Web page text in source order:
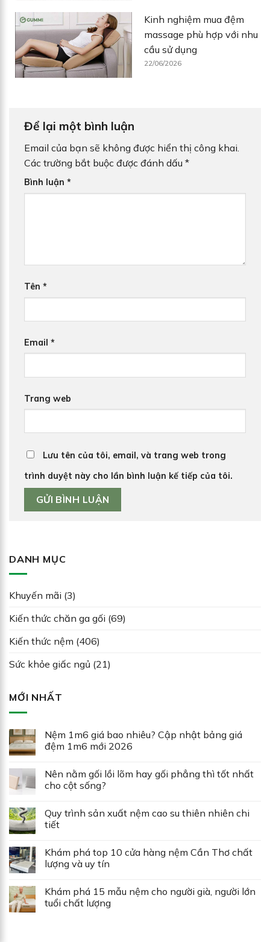
Kinh nghiệm mua đệm
massage phù hợp với nhu
cầu sử dụng
22/06/2026
Để lại một bình luận
Email của bạn sẽ không được hiển thị công khai.
Các trường bắt buộc được đánh dấu *
Bình luận *
Tên *
Email *
Trang web
Lưu tên của tôi, email, và trang web trong
trình duyệt này cho lần bình luận kế tiếp của tôi.
DANH MỤC
Khuyến mãi (3)
Kiến thức chăn ga gối (69)
Kiến thức nệm (406)
Sức khỏe giấc ngủ (21)
MỚI NHẤT
Nệm 1m6 giá bao nhiêu? Cập nhật bảng giá
đệm 1m6 mới 2026
Nên nằm gối lồi lõm hay gối phẳng thì tốt nhất
cho cột sống?
Quy trình sản xuất nệm cao su thiên nhiên chi
tiết
Khám phá top 10 cửa hàng nệm Cần Thơ chất
lượng và uy tín
Khám phá 15 mẫu nệm cho người già, người lớn
tuổi chất lượng